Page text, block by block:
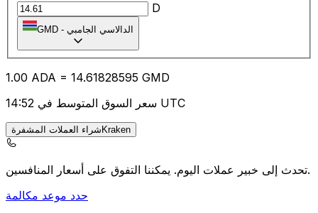
D
GMD - الدالاسي الجامبي
1.00 ADA = 14.61828595 GMD
سعر السوق المتوسط في 14:52 UTC
شراء العملات المشفرةKraken
تحدث إلى خبير عملات اليوم.يمكننا التفوق على أسعار المنافسين.
حدد موعد مكالمة